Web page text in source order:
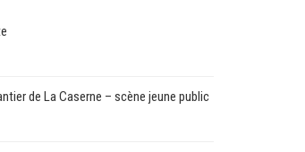
de La Caserne – scène jeune public